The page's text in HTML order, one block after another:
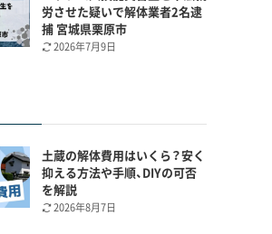
労させた疑いで解体業者2名逮
捕 宮城県栗原市
2026年7月9日
土蔵の解体費用はいくら？安く
抑える方法や手順、DIYの可否
を解説
2026年8月7日